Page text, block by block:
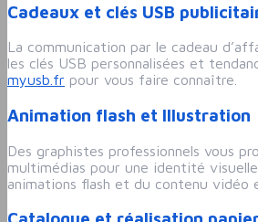
Cadeaux et clés USB
La communication par le cadeau
les clés USB personnalisées et
myusb.fr pour vous faire connaître.
Animation flash et Illustration
Des graphistes professionnels vous
multimédias pour une identité
animations flash et du contenu vidéo